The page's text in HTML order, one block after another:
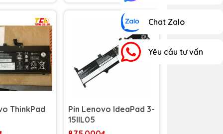
-
hành uy
trong suốt
hành
L19L4PC0
Bảo hành 6 tháng-
Cam kết bảo hành uy
tín toàn quốc!
Lỗi 1 đổi 1 trong suốt
thời gian bảo hành
ThinkPad
Pin Lenovo IdeaPad 3-
15IIL05
Chat Zalo
Yêu cầu tư vấn